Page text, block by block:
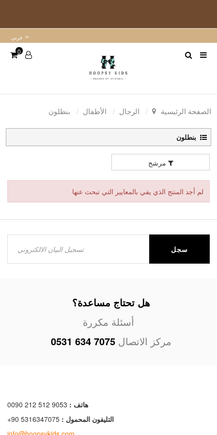
عربي
0
الصفحة الرئيسية الرجال الأطفال بنطلون
بنطلون
مرشح
لم أجد المنتج الذي يفي بالمعايير التي تبحث عنها
سجل
هل تحتاج مساعدة؟
أسئلة مكررة
مركز الاتصال 0531 634 7075
هاتف : 0090 212 512 9053
التليفون المحمول : +90 5316347075